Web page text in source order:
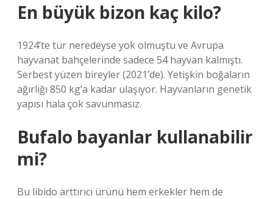
En büyük bizon kaç kilo?
1924’te tür neredeyse yok olmuştu ve Avrupa
hayvanat bahçelerinde sadece 54 hayvan kalmıştı.
Serbest yüzen bireyler (2021’de). Yetişkin boğaların
ağırlığı 850 kg’a kadar ulaşıyor. Hayvanların genetik
yapısı hala çok savunmasız.
Bufalo bayanlar kullanabilir
mi?
Bu libido arttırıcı ürünü hem erkekler hem de